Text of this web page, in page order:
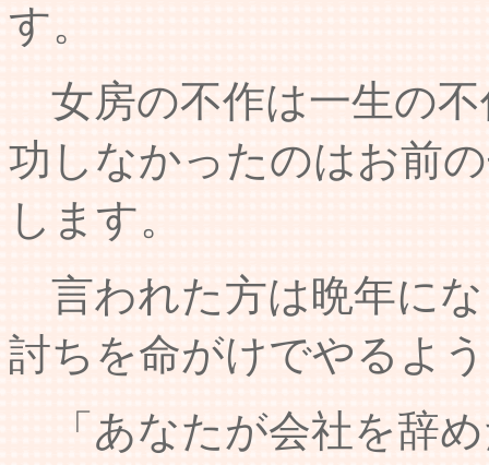
す。
女房の不作は一生の
功しなかったのはお前
します。
言われた方は晩年に
討ちを命がけでやるよ
「あなたが会社を辞